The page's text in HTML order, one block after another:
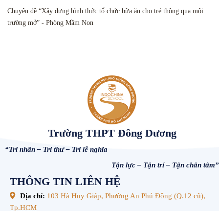
Chuyên đề “Xây dựng hình thức tổ chức bữa ăn cho trẻ thông qua môi
trường mở” - Phòng Mầm Non
Trường THPT Đông Dương
“Tri nhân – Tri thư – Tri lễ nghĩa
Tận lực – Tận trí – Tận chân tâm”
THÔNG TIN LIÊN HỆ
Địa chỉ: 103 Hà Huy Giáp, Phường An Phú Đông (Q.12 cũ),
Tp.HCM